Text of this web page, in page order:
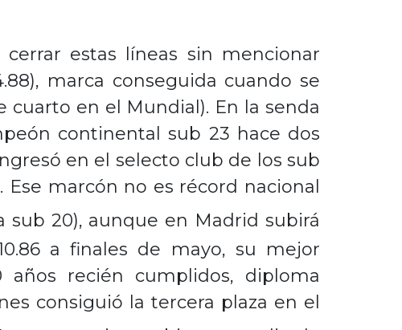
estas líneas sin mencionar
marca conseguida cuando se
en el Mundial). En la senda
continental sub 23 hace dos
en el selecto club de los sub
Ese marcón no es récord nacional
sub 20), aunque en Madrid subirá
a finales de mayo, su mejor
recién cumplidos, diploma
consiguió la tercera plaza en el